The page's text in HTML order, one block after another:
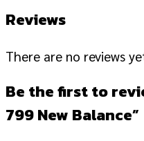
Reviews
There are no reviews
Be the first to
799 New Balance”